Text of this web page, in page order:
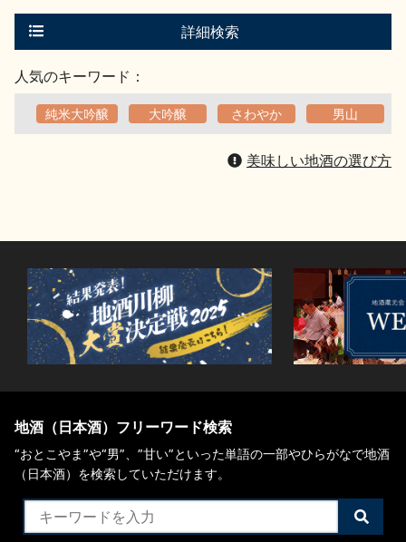
す
詳細検索
人気のキーワード：
純米大吟醸 大吟醸 さわやか 男山
美味しい地酒の選び方
地酒（日本酒）フリーワード検索
“おとこやま”や“男”、”甘い”といった単語の一部やひらがなで地酒
（日本酒）を検索していただけます。
検
索